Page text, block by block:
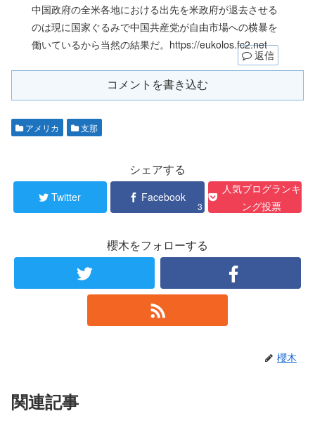
中国政府の全米各地における出先を米政府が退去させる
のは現に国家ぐるみで中国共産党が自由市場への横暴を
働いているから当然の結果だ。https://eukolos.fc2.net
返信
コメントを書き込む
アメリカ 支那
シェアする
Twitter Facebook
3
人気ブログランキ
ング投票
櫻木をフォローする
櫻木
関連記事